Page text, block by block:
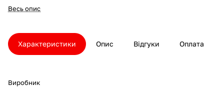
Весь опис
Характеристики Опис Відгуки Оплата
Виробник